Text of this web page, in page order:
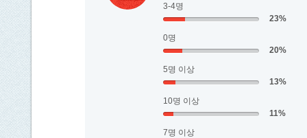
3-4명
23%
0명
20%
5명 이상
13%
10명 이상
11%
7명 이상